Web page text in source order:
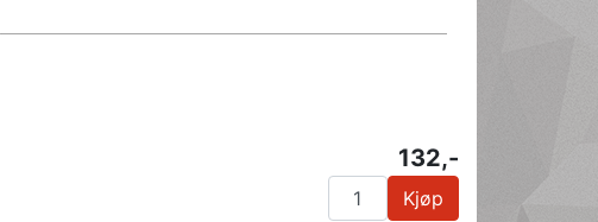
132,-
Kjøp